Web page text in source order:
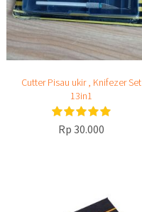
Cutter Pisau ukir , Knifezer Set
13in1
Rp 30.000